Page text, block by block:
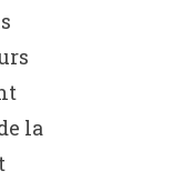
la